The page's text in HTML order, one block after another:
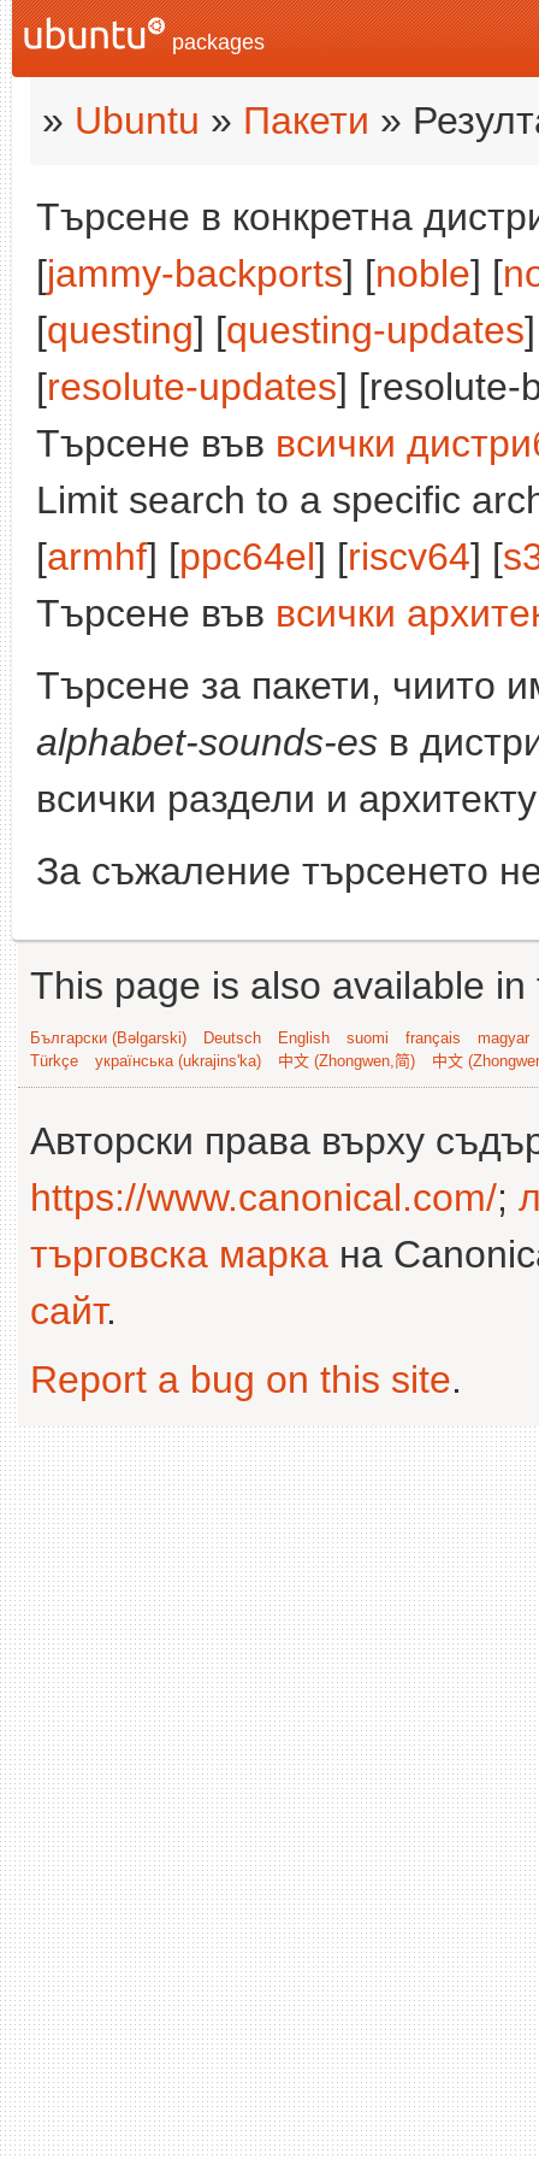
packages
» Ubuntu » Пакети »
Търсене в конкретна
[jammy-backports] [noble] [
[questing] [questing-updates
[resolute-updates] [resolute-
Търсене във всички
Limit search to a specific
[armhf] [ppc64el] [riscv64] [
Търсене във всички
Търсене за пакети, чиито
alphabet-sounds-es в
всички раздели и
За съжаление търсенето
This page is also available
Български (Bəlgarski) Deutsch English suomi français
magyar
Türkçe
українська (ukrajins'ka) 中文 (Zhongwen,简) 中文
Авторски права върху
https://www.canonical.com/;
търговска марка на
сайт.
Report a bug on this site.